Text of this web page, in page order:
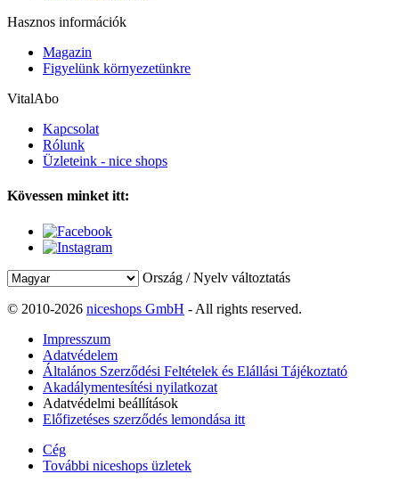
Hasznos információk
Magazin
Figyelünk környezetünkre
VitalAbo
Kapcsolat
Rólunk
Üzleteink - nice shops
Kövessen minket itt:
Ország / Nyelv változtatás
© 2010-2026 niceshops GmbH - All rights reserved.
Impresszum
Adatvédelem
Általános Szerződési Feltételek és Elállási Tájékoztató
Akadálymentesítési nyilatkozat
Adatvédelmi beállítások
Előfizetéses szerződés lemondása itt
Cég
További niceshops üzletek